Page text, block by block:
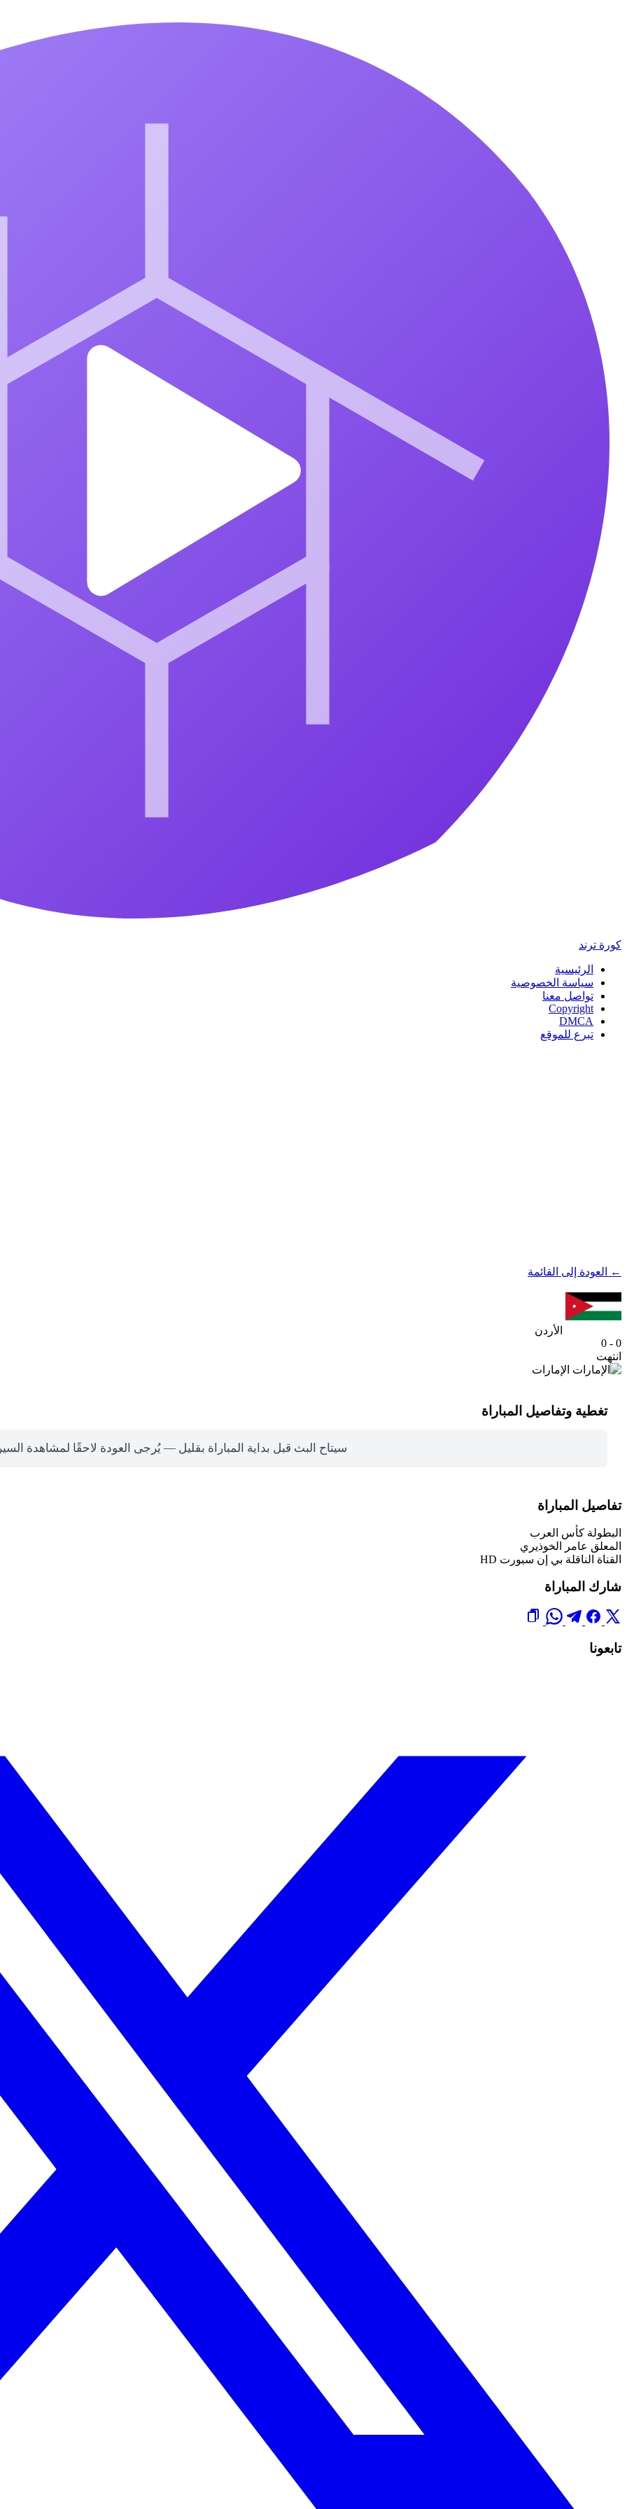
كورة ترند
الرئيسية
سياسة الخصوصية
تواصل معنا
Copyright
DMCA
تبرع للموقع
← العودة إلى القائمة
الأردن
0 - 0
انتهت
الإمارات
تغطية وتفاصيل المباراة
سيتاح البث قبل بداية المباراة بقليل — يُرجى العودة لاحقًا لمشاهدة
تفاصيل المباراة
البطولة كأس العرب
المعلق عامر الخوذيري
القناة الناقلة بي إن سبورت HD
شارك المباراة
تابعونا